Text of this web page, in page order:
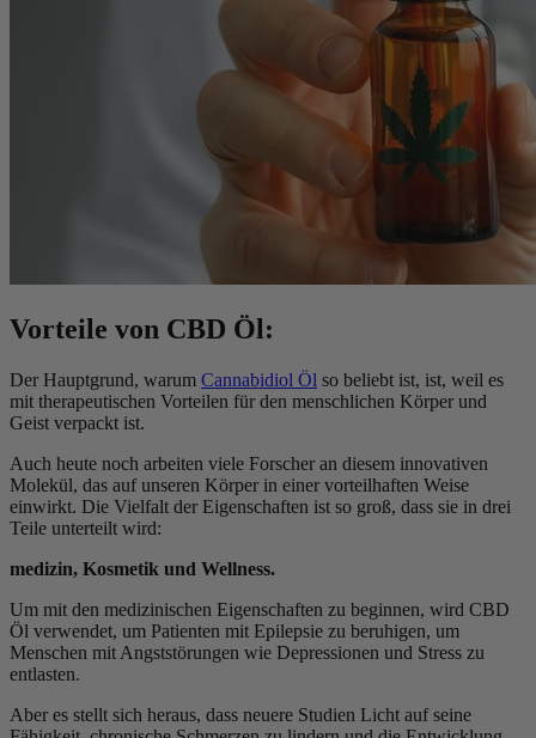
Vorteile von CBD Öl:
Der Hauptgrund, warum Cannabidiol Öl so beliebt ist, ist, weil es
mit therapeutischen Vorteilen für den menschlichen Körper und
Geist verpackt ist.
Auch heute noch arbeiten viele Forscher an diesem innovativen
Molekül, das auf unseren Körper in einer vorteilhaften Weise
einwirkt. Die Vielfalt der Eigenschaften ist so groß, dass sie in drei
Teile unterteilt wird:
medizin, Kosmetik und Wellness.
Um mit den medizinischen Eigenschaften zu beginnen, wird CBD
Öl verwendet, um Patienten mit Epilepsie zu beruhigen, um
Menschen mit Angststörungen wie Depressionen und Stress zu
entlasten.
Aber es stellt sich heraus, dass neuere Studien Licht auf seine